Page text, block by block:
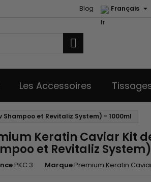
Français 
Blog
Les Accessoires
et Revitaliz System) - 1000ml
Keratin Caviar Kit
et Revitaliz
PKC 3 Marque Premium Keratin